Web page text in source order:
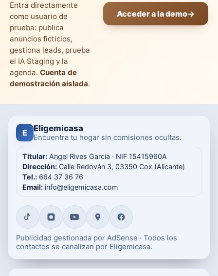
Entra directamente
como usuario de
prueba: publica
anuncios ficticios,
gestiona leads, prueba
el IA Staging y la
agenda. Cuenta de
demostración aislada.
Acceder a la demo→
E Eligemicasa
Encuentra tu hogar sin comisiones ocultas.
Titular: Angel Rives Garcia · NIF 15415960A
Dirección: Calle Redován 3, 03350 Cox (Alicante)
Tel.: 664 37 36 76
Email: info@eligemicasa.com
Publicidad gestionada por AdSense · Todos los
contactos se canalizan por Eligemicasa.